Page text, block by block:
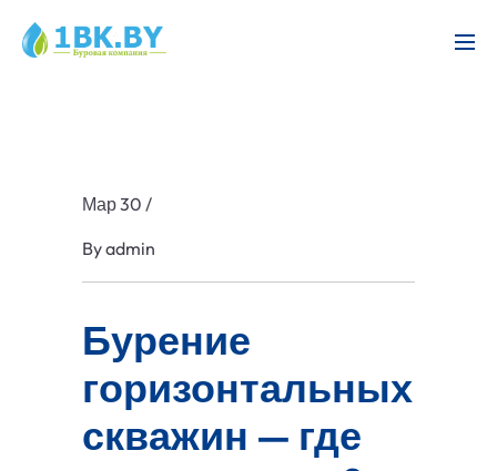
Мар 30 /
Byadmin
Бурение
горизонтальных
скважин — где